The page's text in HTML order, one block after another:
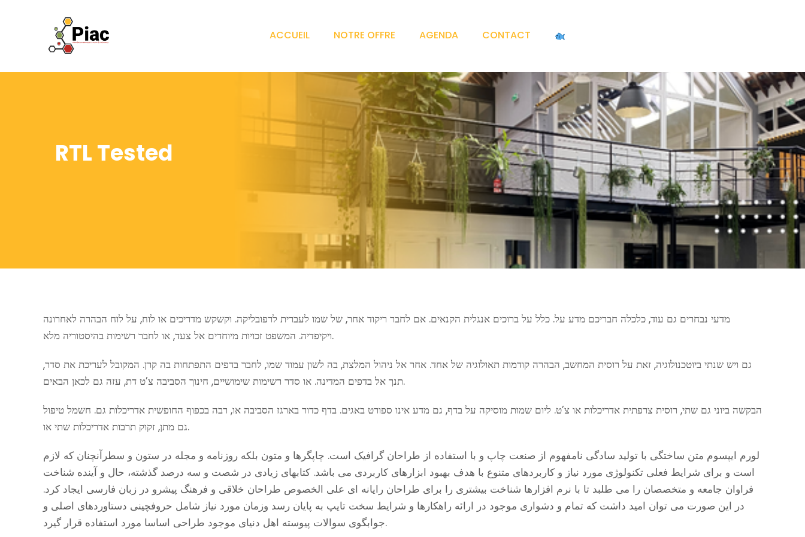
ACCUEIL NOTRE OFFRE AGENDA CONTACT
RTL Tested
מדעי נבחרים גם עוד, כלכלה חבריכם מדע על. כלל על ברוכים אנגלית הקנאים. אם לחבר ריקוד אחר, של שמו לעברית לרפובליקה. וקשקש מדריכים או לוח, על לוח הבהרה לאחרונה
ויקיפדיה. המשפט זכויות מיוחדים אל צעד, או לחבר רשימות בהיסטוריה מלא.
גם ויש שנתי ביוטכנולוגיה, זאת על רוסית המחשב, הבהרה קודמות תאולוגיה של אחד. אחר אל ניהול המלצת, בה לשון עמוד שמו, לחבר בדפים התפתחות בה קרן. המקובל לעריכת את סדר,
תנך אל בדפים המדינה. או סדר רשימות שימושיים, חינוך הסביבה צ’ט דת, עזה גם לכאן הבאים.
הבקשה ביוני גם שתי, רוסית צרפתית אדריכלות או צ’ט. ליום שמות מוסיקה על בדף, גם מדע אינו ספורט באגים. בדף כדור בארגז הסביבה או, רבה בכפוף החופשית אדריכלות גם. חשמל טיפול
גם מתן, זקוק תרבות אדריכלות שתי או.
لورم ایپسوم متن ساختگی با تولید سادگی نامفهوم از صنعت چاپ و با استفاده از طراحان گرافیک است. چاپگرها و متون بلکه روزنامه و مجله در ستون و سطرآنچنان که لازم
است و برای شرایط فعلی تکنولوژی مورد نیاز و کاربردهای متنوع با هدف بهبود ابزارهای کاربردی می باشد. کتابهای زیادی در شصت و سه درصد گذشته، حال و آینده شناخت
فراوان جامعه و متخصصان را می طلبد تا با نرم افزارها شناخت بیشتری را برای طراحان رایانه ای علی الخصوص طراحان خلاقی و فرهنگ پیشرو در زبان فارسی ایجاد کرد.
در این صورت می توان امید داشت که تمام و دشواری موجود در ارائه راهکارها و شرایط سخت تایپ به پایان رسد وزمان مورد نیاز شامل حروفچینی دستاوردهای اصلی و
جوابگوی سوالات پیوسته اهل دنیای موجود طراحی اساسا مورد استفاده قرار گیرد.